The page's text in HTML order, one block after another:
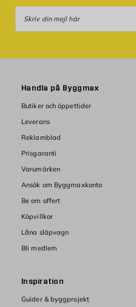
Handla på Byggmax
Butiker och öppettider
Leverans
Reklamblad
Prisgaranti
Varumärken
Ansök om Byggmaxkonto
Be om offert
Köpvillkor
Låna släpvagn
Bli medlem
Inspiration
Guider & byggprojekt